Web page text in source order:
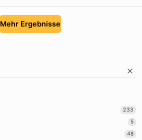
Mehr Ergebnisse
233
5
48